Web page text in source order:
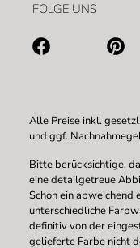
FOLGE UNS
Alle Preise inkl.
und ggf.
Bitte berücksichtige,
eine detailgetreue
Schon ein
unterschiedliche
definitiv von der
gelieferte Farbe nicht